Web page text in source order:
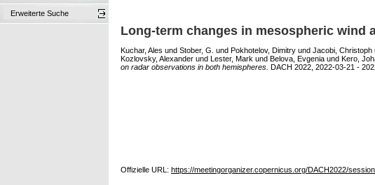
Erweiterte Suche
Long-term changes in mesospheric wind
Kuchar, Ales und Stober, G. und Pokhotelov, Dimitry und Jacobi, Christoph
Kozlovsky, Alexander und Lester, Mark und Belova, Evgenia und Kero,
on radar observations in both hemispheres. DACH 2022, 2022-03-21 -
Offizielle URL: https://meetingorganizer.copernicus.org/DACH2022/